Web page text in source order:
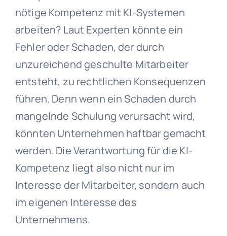
nötige Kompetenz mit KI-Systemen
arbeiten? Laut Experten könnte ein
Fehler oder Schaden, der durch
unzureichend geschulte Mitarbeiter
entsteht, zu rechtlichen Konsequenzen
führen. Denn wenn ein Schaden durch
mangelnde Schulung verursacht wird,
könnten Unternehmen haftbar gemacht
werden. Die Verantwortung für die KI-
Kompetenz liegt also nicht nur im
Interesse der Mitarbeiter, sondern auch
im eigenen Interesse des
Unternehmens.